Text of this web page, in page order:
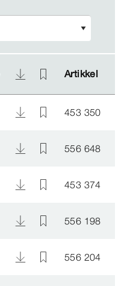
Artikkel
Artikkel
453 350
556 648
453 374
556 198
556 204